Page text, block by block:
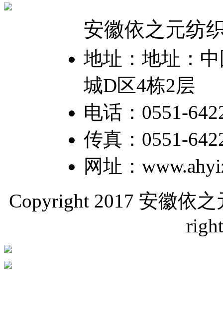
安徽依之元纺
地址：地址：
城D区4栋2层
电话：0551-
传真：0551-
网址：
Copyright 2017 安徽依